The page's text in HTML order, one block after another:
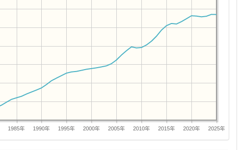
1985年 1990年 1995年 2000年 2005年 2010年 2015年 2020年 2025年